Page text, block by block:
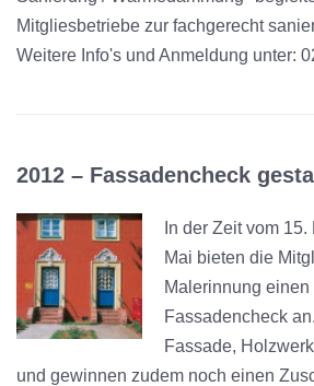
Mitgliesbetriebe zur fachgerecht
Weitere Info's und Anmeldung unter:
2012 – Fassadencheck
In der Zeit vom
Mai bieten die
Malerinnung
Fassadencheck
Fassade,
und gewinnen zudem noch einen